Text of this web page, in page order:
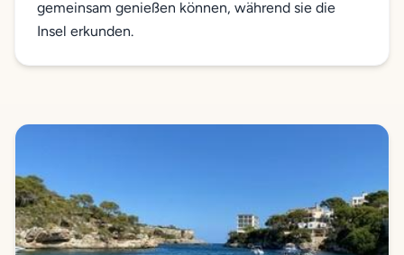
gemeinsam genießen können, während sie die
Insel erkunden.